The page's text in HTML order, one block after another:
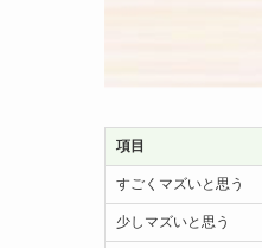
項目
すごくマズいと思う
少しマズいと思う